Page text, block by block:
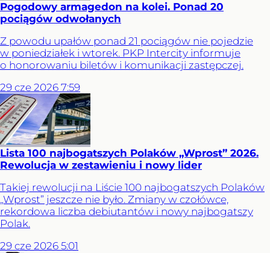
Pogodowy armagedon na kolei. Ponad 20
pociągów odwołanych
Z powodu upałów ponad 21 pociągów nie pojedzie
w poniedziałek i wtorek. PKP Intercity informuje
o honorowaniu biletów i komunikacji zastępczej.
29 cze 2026 7:59
Lista 100 najbogatszych Polaków „Wprost” 2026.
Rewolucja w zestawieniu i nowy lider
Takiej rewolucji na Liście 100 najbogatszych Polaków
„Wprost” jeszcze nie było. Zmiany w czołówce,
rekordowa liczba debiutantów i nowy najbogatszy
Polak.
29 cze 2026 5:01